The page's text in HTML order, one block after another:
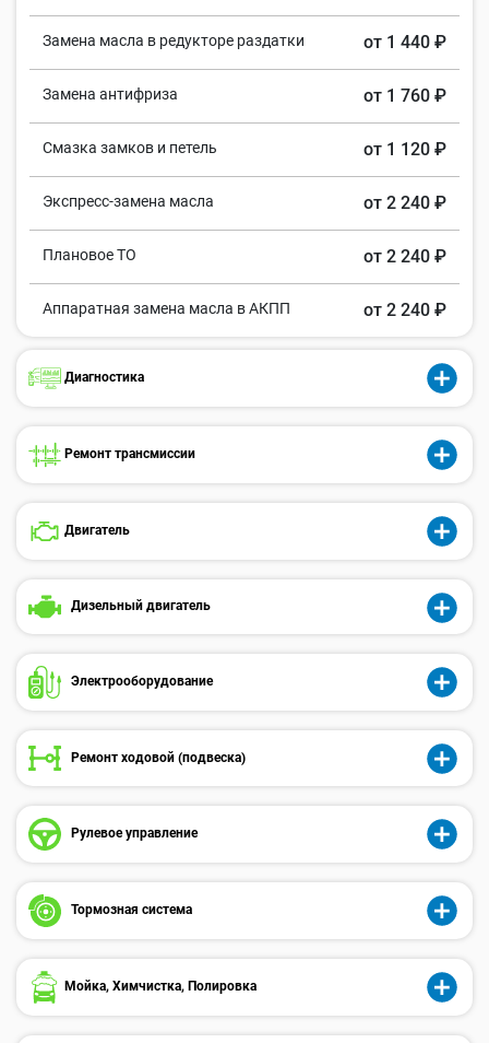
Замена масла в редукторе раздатки от 1 440 ₽
Замена антифриза от 1 760 ₽
Смазка замков и петель от 1 120 ₽
Экспресс-замена масла от 2 240 ₽
Плановое ТО от 2 240 ₽
Аппаратная замена масла в АКПП от 2 240 ₽
Диагностика
Ремонт трансмиссии
Двигатель
Дизельный двигатель
Электрооборудованиe
Ремонт ходовой (подвеска)
Рулевое управление
Тормозная система
Мойка, Химчистка, Полировка